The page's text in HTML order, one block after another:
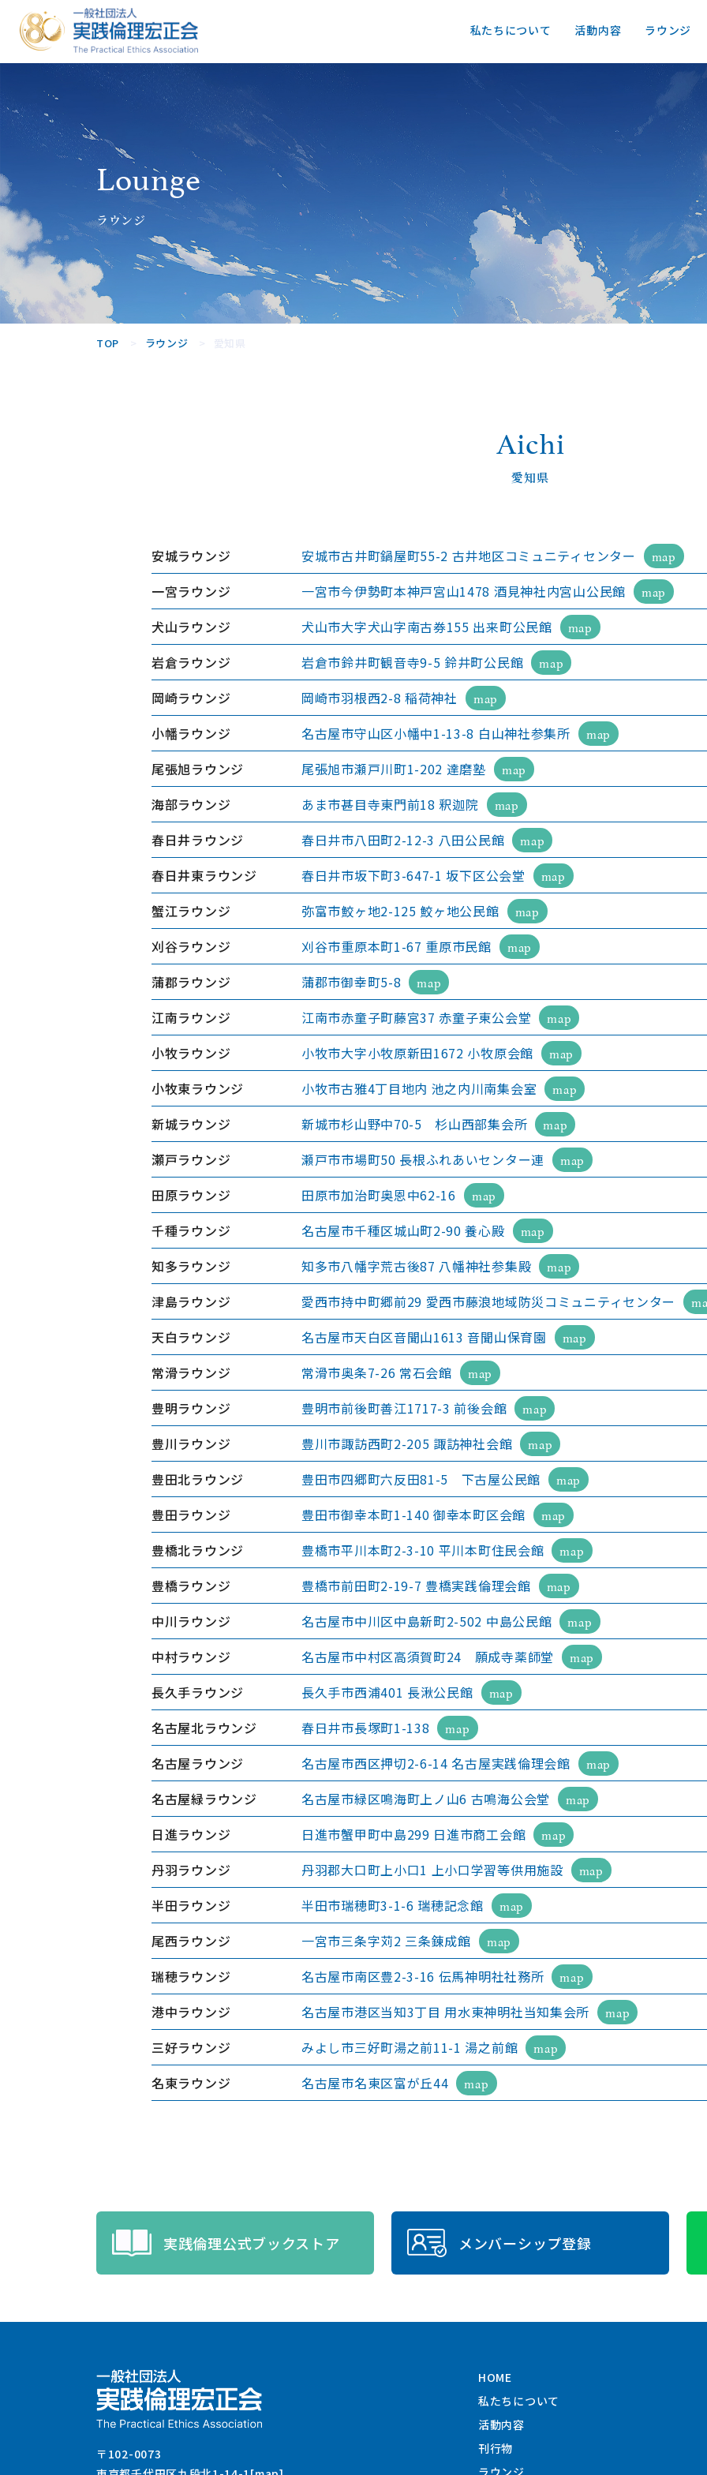
一般社団法人
実践倫理宏正
会
私たちについて 活動内容 ラウンジ
Lounge
ラウンジ
TOP ラウンジ 愛知県
Aichi
愛知県
安城ラウンジ 安城市古井町鍋屋町55-2 古井地区コミュニティセンター map
一宮ラウンジ 一宮市今伊勢町本神戸宮山1478 酒見神社内宮山公民館 map
犬山ラウンジ 犬山市大字犬山字南古券155 出来町公民館 map
岩倉ラウンジ 岩倉市鈴井町観音寺9-5 鈴井町公民館 map
岡崎ラウンジ 岡崎市羽根西2-8 稲荷神社 map
小幡ラウンジ 名古屋市守山区小幡中1-13-8 白山神社参集所 map
尾張旭ラウンジ 尾張旭市瀬戸川町1-202 達磨塾 map
海部ラウンジ あま市甚目寺東門前18 釈迦院 map
春日井ラウンジ 春日井市八田町2-12-3 八田公民館 map
春日井東ラウンジ 春日井市坂下町3-647-1 坂下区公会堂 map
蟹江ラウンジ 弥富市鮫ヶ地2-125 鮫ヶ地公民館 map
刈谷ラウンジ 刈谷市重原本町1-67 重原市民館 map
蒲郡ラウンジ 蒲郡市御幸町5-8 map
江南ラウンジ 江南市赤童子町藤宮37 赤童子東公会堂 map
小牧ラウンジ 小牧市大字小牧原新田1672 小牧原会館 map
小牧東ラウンジ 小牧市古雅4丁目地内 池之内川南集会室 map
新城ラウンジ 新城市杉山野中70-5 杉山西部集会所 map
瀬戸ラウンジ 瀬戸市市場町50 長根ふれあいセンター連 map
田原ラウンジ 田原市加治町奥恩中62-16 map
千種ラウンジ 名古屋市千種区城山町2-90 養心殿 map
知多ラウンジ 知多市八幡字荒古後87 八幡神社参集殿 map
津島ラウンジ 愛西市持中町郷前29 愛西市藤浪地域防災コミュニティセンター
天白ラウンジ 名古屋市天白区音聞山1613 音聞山保育園 map
常滑ラウンジ 常滑市奥条7-26 常石会館 map
豊明ラウンジ 豊明市前後町善江1717-3 前後会館 map
豊川ラウンジ 豊川市諏訪西町2-205 諏訪神社会館 map
豊田北ラウンジ 豊田市四郷町六反田81-5 下古屋公民館 map
豊田ラウンジ 豊田市御幸本町1-140 御幸本町区会館 map
豊橋北ラウンジ 豊橋市平川本町2-3-10 平川本町住民会館 map
豊橋ラウンジ 豊橋市前田町2-19-7 豊橋実践倫理会館 map
中川ラウンジ 名古屋市中川区中島新町2-502 中島公民館 map
中村ラウンジ 名古屋市中村区高須賀町24 願成寺薬師堂 map
長久手ラウンジ 長久手市西浦401 長湫公民館 map
名古屋北ラウンジ 春日井市長塚町1-138 map
名古屋ラウンジ 名古屋市西区押切2-6-14 名古屋実践倫理会館 map
名古屋緑ラウンジ 名古屋市緑区鳴海町上ノ山6 古鳴海公会堂 map
日進ラウンジ 日進市蟹甲町中島299 日進市商工会館 map
丹羽ラウンジ 丹羽郡大口町上小口1 上小口学習等供用施設 map
半田ラウンジ 半田市瑞穂町3-1-6 瑞穂記念館 map
尾西ラウンジ 一宮市三条字苅2 三条錬成館 map
瑞穂ラウンジ 名古屋市南区豊2-3-16 伝馬神明社社務所 map
港中ラウンジ 名古屋市港区当知3丁目 用水東神明社当知集会所 map
三好ラウンジ みよし市三好町湯之前11-1 湯之前館 map
名東ラウンジ 名古屋市名東区富が丘44 map
実践倫理公式ブックストア メンバーシップ登録
〒102-0073
HOME
私たちについて
活動内容
刊行物
ラウンジ